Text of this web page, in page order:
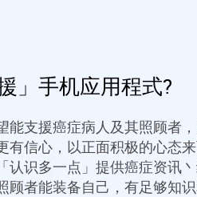
」手机应用程式?
能支援癌症病人及其照顾者
信心，以正面积极的心态来
认识多一点」提供癌症资讯
顾者能装备自己，有足够知